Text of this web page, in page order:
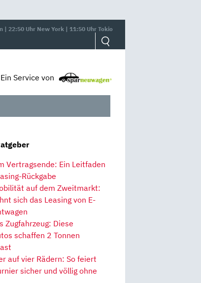
| 22:50 Uhr New York | 11:50 Uhr Tokio
Ein Service von
Vertragsende: Ein Leitfaden
Rückgabe
auf dem Zweitmarkt:
sich das Leasing von E-
Zugfahrzeug: Diese
schaffen 2 Tonnen
auf vier Rädern: So feiert
sicher und völlig ohne